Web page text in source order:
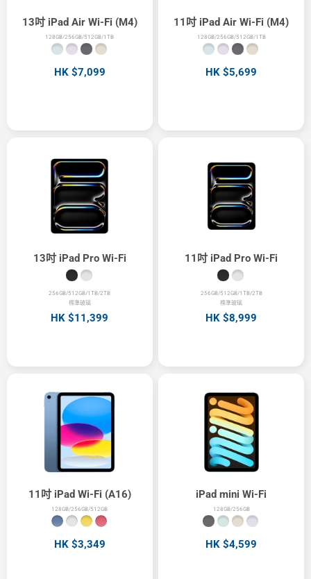
13吋 iPad Air Wi-Fi (M4)
128GB/256GB/512GB/1TB
HK $7,099
11吋 iPad Air Wi-Fi (M4)
128GB/256GB/512GB/1TB
HK $5,699
13吋 iPad Pro Wi-Fi
256GB/512GB/1TB/2TB
標準玻璃
HK $11,399
11吋 iPad Pro Wi-Fi
256GB/512GB/1TB/2TB
標準玻璃
HK $8,999
11吋 iPad Wi-Fi (A16)
128GB/256GB/512GB
HK $3,349
iPad mini Wi-Fi
128GB/256GB
HK $4,599